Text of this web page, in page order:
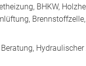
BHKW,